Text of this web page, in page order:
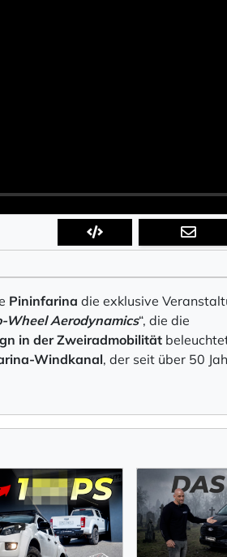
Pininfarina die exklusive
Wheel Aerodynamics“, die die
in der Zweiradmobilität
Windkanal, der seit über 50
Ihrer Daten gemäß der